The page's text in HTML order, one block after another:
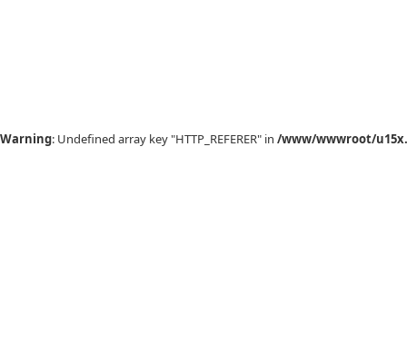
Warning: Undefined array key "HTTP_REFERER" in /www/wwwroot/